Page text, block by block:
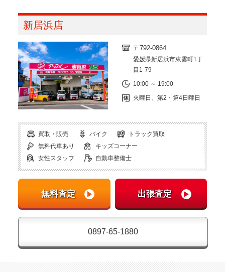
新居浜店
〒792-0864
愛媛県新居浜市東雲町1丁
目1-79
10:00 ～ 19:00
火曜日、第2・第4日曜日
買取・販売 バイク
トラック買取
無料代車あり
キッズコーナー
女性スタッフ
自動車整備士
0897-65-1880